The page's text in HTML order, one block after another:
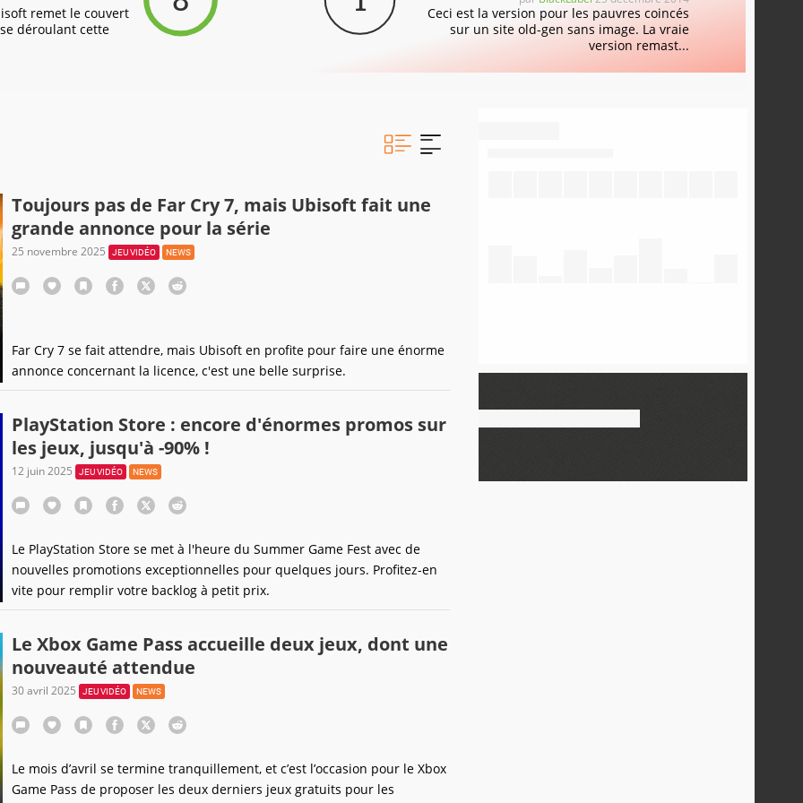
remet le couvert
déroulant cette
Ceci est la version pour les pauvres coincés
sur un site old-gen sans image. La vraie
version remast...
Toujours pas de Far Cry 7, mais Ubisoft fait une
grande annonce pour la série
25 novembre 2025 JEU VIDÉO NEWS
Far Cry 7 se fait attendre, mais Ubisoft en profite pour faire une énorme
annonce concernant la licence, c'est une belle surprise.
PlayStation Store : encore d'énormes promos sur
les jeux, jusqu'à -90% !
12 juin 2025 JEU VIDÉO NEWS
Le PlayStation Store se met à l'heure du Summer Game Fest avec de
nouvelles promotions exceptionnelles pour quelques jours. Profitez-en
vite pour remplir votre backlog à petit prix.
Le Xbox Game Pass accueille deux jeux, dont une
nouveauté attendue
30 avril 2025 JEU VIDÉO NEWS
Le mois d’avril se termine tranquillement, et c’est l’occasion pour le Xbox
Game Pass de proposer les deux derniers jeux gratuits pour les